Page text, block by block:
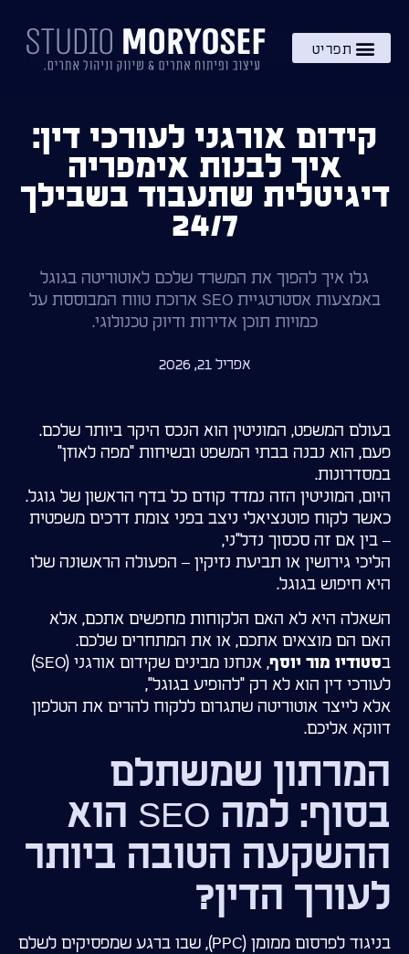
קידום אורגני לעורכי דין:
איך לבנות אימפריה
דיגיטלית שתעבוד בשבילך
24/7
גלו איך להפוך את המשרד שלכם לאוטוריטה בגוגל
באמצעות אסטרטגיית SEO ארוכת טווח המבוססת על
כמויות תוכן אדירות ודיוק טכנולוגי.
אפריל 21, 2026
בעולם המשפט, המוניטין הוא הנכס היקר ביותר שלכם.
פעם, הוא נבנה בבתי המשפט ובשיחות "מפה לאוזן"
במסדרונות.
היום, המוניטין הזה נמדד קודם כל בדף הראשון של גוגל.
כאשר לקוח פוטנציאלי ניצב בפני צומת דרכים משפטית
– בין אם זה סכסוך נדל"ני,
הליכי גירושין או תביעת נזיקין – הפעולה הראשונה שלו
היא חיפוש בגוגל.
השאלה היא לא האם הלקוחות מחפשים אתכם, אלא
האם הם מוצאים אתכם, או את המתחרים שלכם.
בסטודיו מור יוסף
, אנחנו מבינים שקידום אורגני (SEO)
לעורכי דין הוא לא רק "להופיע בגוגל",
אלא לייצר אוטוריטה שתגרום ללקוח להרים את הטלפון
דווקא אליכם.
המרתון שמשתלם
בסוף: למה SEO הוא
ההשקעה הטובה ביותר
לעורך הדין?
בניגוד לפרסום ממומן (PPC), שבו ברגע שמפסיקים לשלם